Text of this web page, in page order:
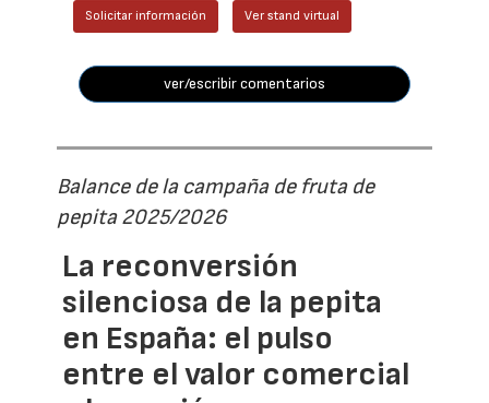
Solicitar información Ver stand virtual
ver/escribir comentarios
Balance de la campaña de fruta de
pepita 2025/2026
La reconversión
silenciosa de la pepita
en España: el pulso
entre el valor comercial